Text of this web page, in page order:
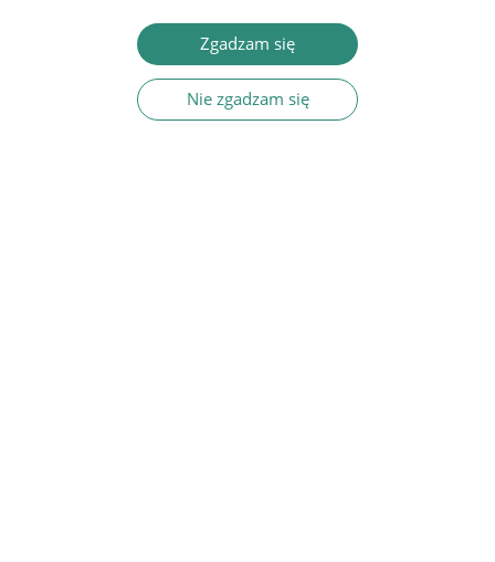
Zgadzam się
Nie zgadzam się
Izabela Grabowska-